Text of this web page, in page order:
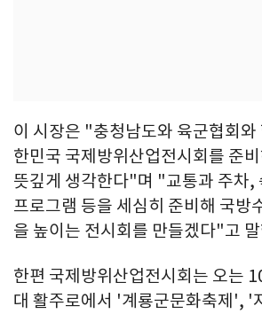
이 시장은 "충청남도와 육군협회와
한민국 국제방위산업전시회를 준
뜻깊게 생각한다"며 "교통과 주차,
프로그램 등을 세심히 준비해 국방
을 높이는 전시회를 만들겠다"고
한편 국제방위산업전시회는 오는
대 활주로에서 '계룡군문화축제', '